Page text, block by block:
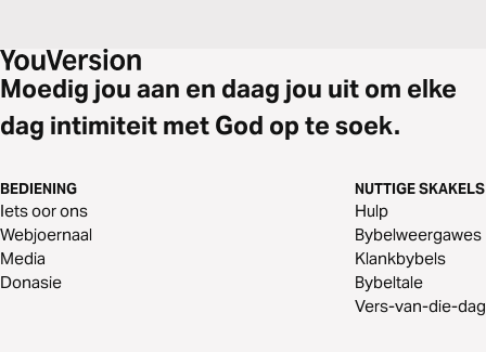
Moedig jou aan en daag jou uit om elke
dag intimiteit met God op te soek.
BEDIENING
Iets oor ons
Webjoernaal
Media
Donasie
NUTTIGE SKAKELS
Hulp
Bybelweergawes
Klankbybels
Bybeltale
Vers-van-die-dag